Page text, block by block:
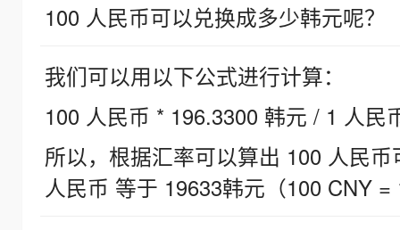
100 人民币可以兑换成多少韩元呢？
我们可以用以下公式进行计算：
100 人民币 * 196.3300 韩元 / 1 人民
所以，根据汇率可以算出 100 人民
人民币 等于 19633韩元（100 CNY =